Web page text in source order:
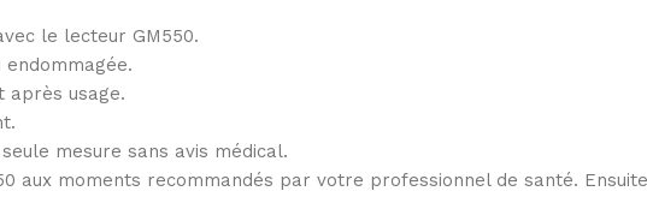
le lecteur GM550.
après usage.
mesure sans avis médical.
aux moments recommandés par votre professionnel de santé.